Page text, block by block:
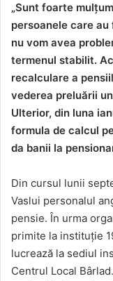
„Sunt foarte
persoanele care
nu vom avea
termenul stabilit.
recalculare a
vederea preluării
Ulterior, din luna
formula de calcul
da banii la
Din cursul lunii
Vaslui personalul
pensie. În urma
primite la instituție
lucrează la sediul
Centrul Local